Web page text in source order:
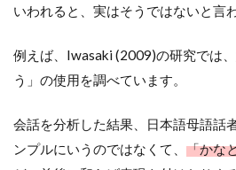
いわれると、実はそうではないと言
例えば、Iwasaki (2009)の研究では
う」の使用を調べています。
会話を分析した結果、日本語母語話
ンプルにいうのではなくて、 「かな